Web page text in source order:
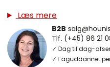
Læs mere
B2B
Tlf. (+45) 86 21
✓ Dag til dag-
✓ Faguddannet